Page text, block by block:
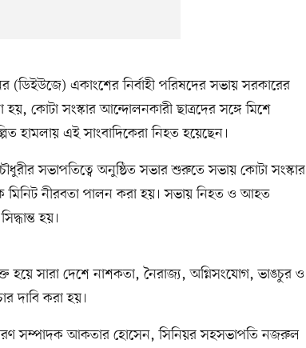
(ডিইউজে) একাংশের নির্বাহী পরিষদের সভায় সরকারের
কোটা সংস্কার আন্দোলনকারী ছাত্রদের সঙ্গে মিশে
হামলায় এই সাংবাদিকেরা নিহত হয়েছেন।
সভাপতিত্বে অনুষ্ঠিত সভার শুরুতে সভায় কোটা সংস্কার
মিনিট নীরবতা পালন করা হয়। সভায় নিহত ও আহত
হয়।
সারা দেশে নাশকতা, নৈরাজ্য, অগ্নিসংযোগ, ভাঙচুর ও
দাবি করা হয়।
সম্পাদক আকতার হোসেন, সিনিয়র সহসভাপতি নজরুল